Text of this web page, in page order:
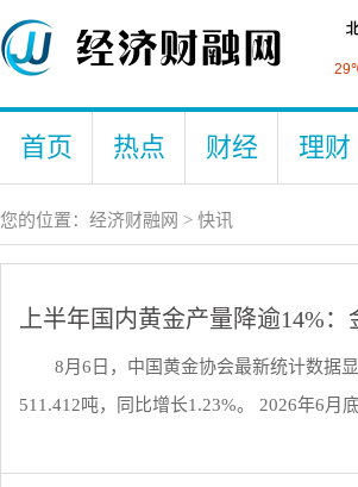
首页 热点 财经 理财
您的位置： 经济财融网 > 快讯
上半年国内黄金产量降逾14%
8月6日，中国黄金协会最新统计数据
511.412吨，同比增长1.23%。 2026年6月